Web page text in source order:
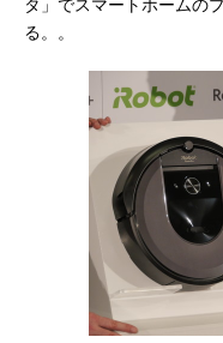
タ」でスマートホームの
る。。